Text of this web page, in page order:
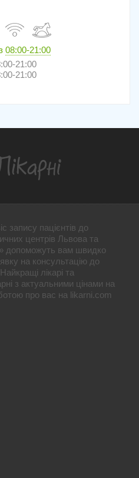
08:00-21:00
21:00
21:00
запису пацієнтів до
центрів Львова та
допоможуть вам швидко
на консультацію до
лікарі та
з актуальними цінами на
про вас на likarni.com